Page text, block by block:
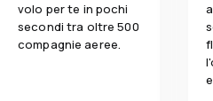
volo per te in pochi
secondi tra oltre 500
compagnie aeree.